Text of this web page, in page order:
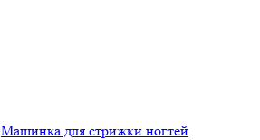
Машинка для стрижки ногтей